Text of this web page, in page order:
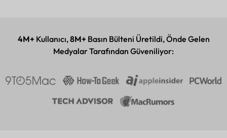
4M+ Kullanıcı,8M+ Basın Bülteni Üretildi, Önde Gelen
Medyalar Tarafından Güveniliyor: